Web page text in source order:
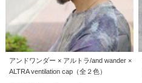
アンドワンダー × アルトラ/and wander ×
ALTRA ventilation cap（全２色）